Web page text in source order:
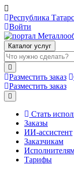
Республика
Войти
Каталог услуг
Разместить заказ
Разместить заказ
Стать
Заказы
ИИ-ассистент
Заказчикам
Тарифы